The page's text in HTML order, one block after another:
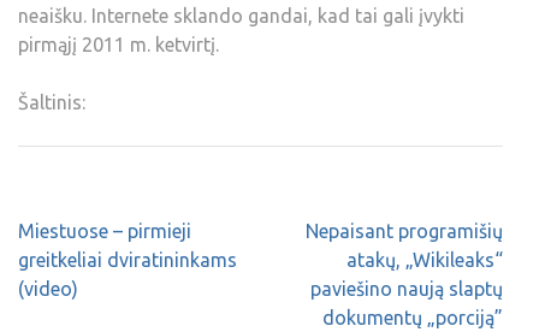
neaišku. Internete sklando gandai, kad tai gali įvykti
pirmąjį 2011 m. ketvirtį.
Šaltinis:
Miestuose – pirmieji
greitkeliai dviratininkams
(video)
Nepaisant programišių
atakų, „Wikileaks“
paviešino naują slaptų
dokumentų „porciją”